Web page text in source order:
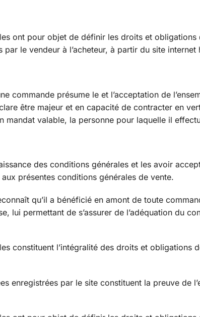
ont pour objet de définir les droits et
par le vendeur à l’acheteur, à partir du site
commande présume le et l’acceptation de
être majeur et en capacité de contracter en
mandat valable, la personne pour laquelle il
des conditions générales et les avoir
présentes conditions générales de vente.
qu’il a bénéficié en amont de toute
lui permettant de s’assurer de l’adéquation du
constituent l’intégralité des droits et obligations
enregistrées par le site constituent la preuve de